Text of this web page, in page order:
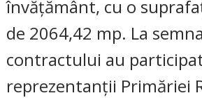
învățământ, cu o
de 2064,42 mp. La
contractului au
reprezentanții Primăriei